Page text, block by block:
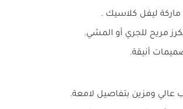
ليفل كلاسيك .
مريح للجري أو المشي.
أنيقة.
عالي ومزين بتفاصيل لامعة.